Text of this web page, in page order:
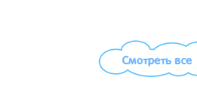
Смотреть все